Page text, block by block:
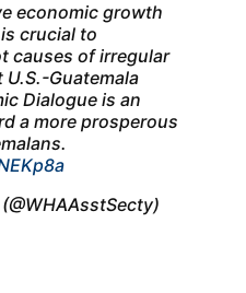
economic growth
crucial to
causes of irregular
Guatemala
Dialogue is an
a more prosperous